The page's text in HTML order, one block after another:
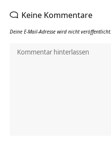
Keine Kommentare
Deine E-Mail-Adresse wird nicht veröffentlicht.